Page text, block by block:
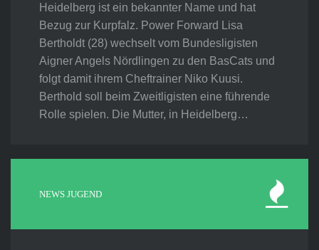
Heidelberg ist ein bekannter Name und hat
Bezug zur Kurpfalz. Power Forward Lisa
Bertholdt (28) wechselt vom Bundesligisten
Aigner Angels Nördlingen zu den BasCats und
folgt damit ihrem Cheftrainer Niko Kuusi.
Berthold soll beim Zweitligisten eine führende
Rolle spielen. Die Mutter, in Heidelberg…
NEWS JUGEND